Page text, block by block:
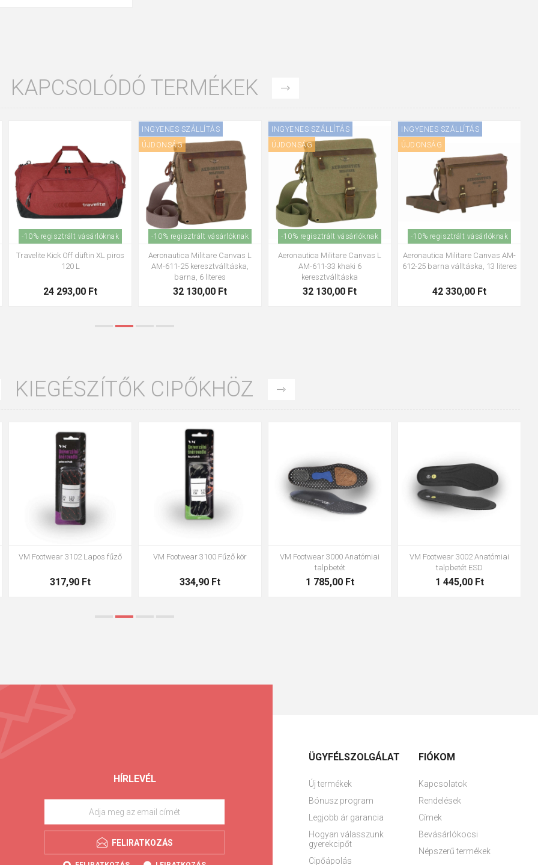
KAPCSOLÓDÓ TERMÉKEK
-10% regisztrált vásárlóknak
Aeronautica Militare Canvas AM-
612-25 barna válltáska, 13 literes
42 330,00 Ft
INGYENES SZÁLLÍTÁS
-10% regisztrált vásárlóknak
ÚJDONSÁG
Aeronautica Militare Canvas AM-
612-33 khaki 13 L válltáska
42 330,00 Ft
INGYENES SZÁLLÍTÁS
-10% regisztrált vásárlóknak
ÚJDONSÁG
Tamaris Voyaage Weekender
fekete 40 l
30 923,00 Ft
INGYENES SZÁLLÍTÁS
-10% regisztrált vásárlóknak
ÚJDONSÁG
Tamaris Voyaage Weekender
Taupe 40 l
30 923,00 Ft
KIEGÉSZÍTŐK CIPŐKHÖZ
VM Footwear 3002 Anatómiai
1 445,00 Ft
37 39
47
VM Footwear 3900 cipőtisztító
663,00 Ft
VM Footwear 3600 Impregnáló
vízzáró
4 063,00 Ft
Bennon ABSORBA XTR ESD betét
1 683,00 Ft
HÍRLEVÉL
FELIRATKOZÁS
ÜGYFÉLSZOLGÁLAT
Új termékek
Bónusz program
Legjobb ár garancia
Hogyan válasszunk
gyerekcipőt
Cipőápolás
FIÓKOM
Kapcsolatok
Rendelések
Címek
Bevásárlókocsi
Népszerű termékek